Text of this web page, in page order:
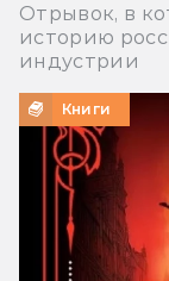
Отрывок, в
историю
индустрии
Книги